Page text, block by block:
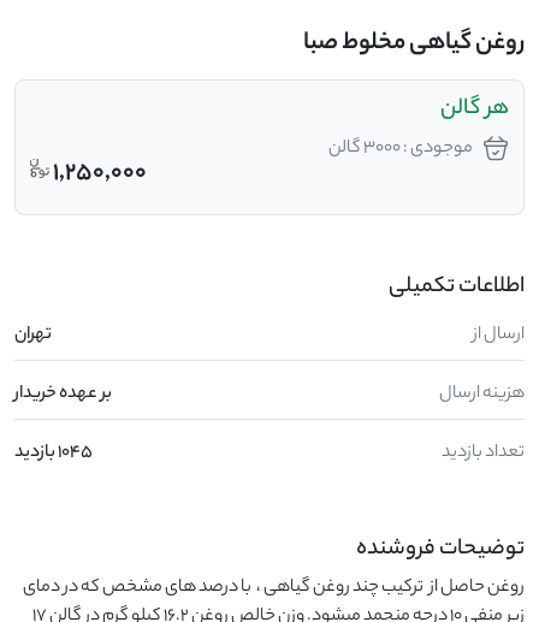
روغن گیاهی مخلوط صبا
هر گالن
موجودی : 3000 گالن
1,250,000
اطلاعات تکمیلی
ارسال از تهران
هزینه ارسال بر عهده خریدار
تعداد بازدید 1045 بازدید
توضیحات فروشنده